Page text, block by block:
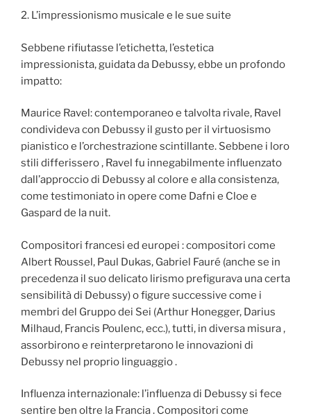
2. L’impressionismo musicale e le sue suite
Sebbene rifiutasse l’etichetta, l’estetica
impressionista, guidata da Debussy, ebbe un profondo
impatto:
Maurice Ravel: contemporaneo e talvolta rivale, Ravel
condivideva con Debussy il gusto per il virtuosismo
pianistico e l’orchestrazione scintillante. Sebbene i loro
stili differissero , Ravel fu innegabilmente influenzato
dall’approccio di Debussy al colore e alla consistenza,
come testimoniato in opere come Dafni e Cloe e
Gaspard de la nuit.
Compositori francesi ed europei : compositori come
Albert Roussel, Paul Dukas, Gabriel Fauré (anche se in
precedenza il suo delicato lirismo prefigurava una certa
sensibilità di Debussy) o figure successive come i
membri del Gruppo dei Sei (Arthur Honegger, Darius
Milhaud, Francis Poulenc, ecc.), tutti, in diversa misura ,
assorbirono e reinterpretarono le innovazioni di
Debussy nel proprio linguaggio .
Influenza internazionale: l’influenza di Debussy si fece
sentire ben oltre la Francia . Compositori come